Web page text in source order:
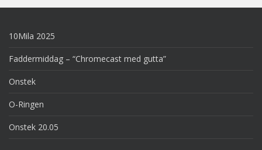
10Mila 2025
Faddermiddag – “Chromecast med gutta”
Onstek
O-Ringen
Onstek 20.05